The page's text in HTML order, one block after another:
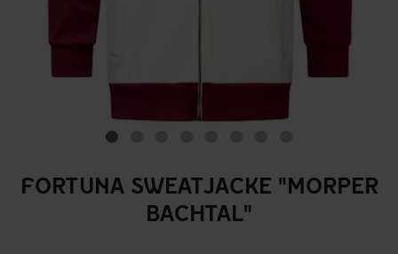
FORTUNA SWEATJACKE "MORPER
BACHTAL"